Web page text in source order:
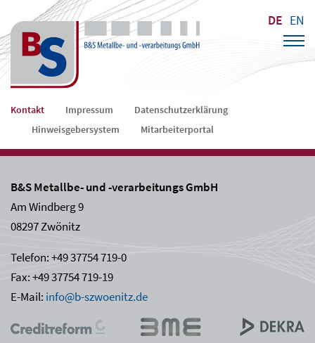
DE EN
Navigation
Kontakt Impressum
Datenschutzerklärung
Hinweisgebersystem
Mitarbeiterportal
B&S Metallbe- und -verarbeitungs GmbH
Am Windberg 9
08297 Zwönitz
Telefon: +49 37754 719-0
Fax: +49 37754 719-19
E-Mail: info@b-szwoenitz.de